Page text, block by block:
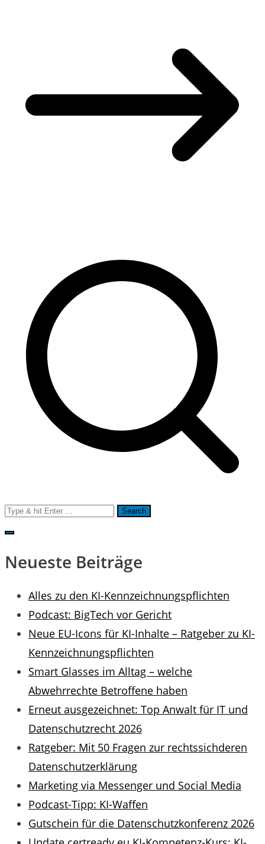
Search
for:
Neueste Beiträge
Alles zu den KI-Kennzeichnungspflichten
Podcast: BigTech vor Gericht
Neue EU-Icons für KI-Inhalte – Ratgeber zu KI-
Kennzeichnungspflichten
Smart Glasses im Alltag – welche
Abwehrrechte Betroffene haben
Erneut ausgezeichnet: Top Anwalt für IT und
Datenschutzrecht 2026
Ratgeber: Mit 50 Fragen zur rechtssichderen
Datenschutzerklärung
Marketing via Messenger und Social Media
Podcast-Tipp: KI-Waffen
Gutschein für die Datenschutzkonferenz 2026